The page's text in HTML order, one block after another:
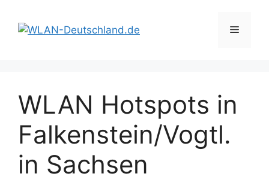
Inhalt
springen
Menü
WLAN Hotspots in
Falkenstein/Vogtl.
in Sachsen